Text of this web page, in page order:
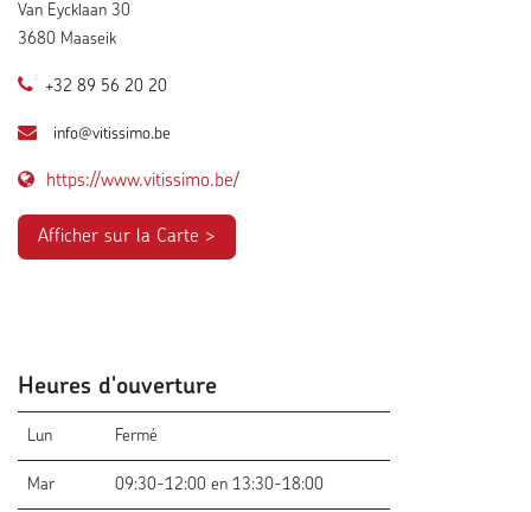
Van Eycklaan 30
3680 Maaseik
+32 89 56 20 20
info@vitissimo.be
https://www.vitissimo.be/
Afficher sur la Carte >
Heures d'ouverture
Lun Fermé
Mar 09:30-12:00 en 13:30-18:00